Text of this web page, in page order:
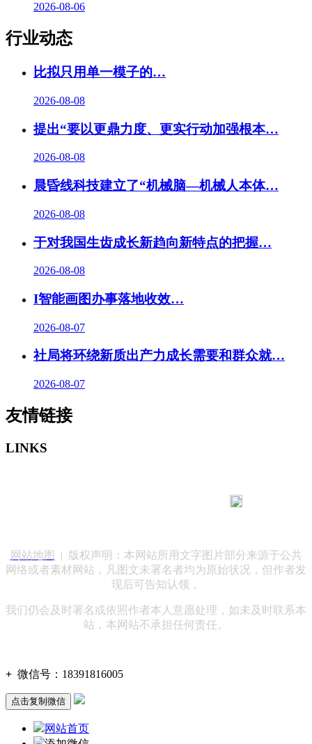
2026-08-06
行业动态
比拟只用单一模子的…
2026-08-08
提出“要以更鼎力度、更实行动加强根本…
2026-08-08
晨昏线科技建立了“机械脑—机械人本体…
2026-08-08
于对我国生齿成长新趋向新特点的把握…
2026-08-08
I智能画图办事落地收效…
2026-08-07
社局将环绕新质出产力成长需要和群众就…
2026-08-07
友情链接
LINKS
网站地图
| 版权声明：本网站所用文字图片部分来源于公共
网络或者素材网站，凡图文未署名者均为原始状况，但作者发
现后可告知认领，
我们仍会及时署名或依照作者本人意愿处理，如未及时联系本
站，本网站不承担任何责任。
+ 微信号： 18391816005
点击复制微信
网站首页